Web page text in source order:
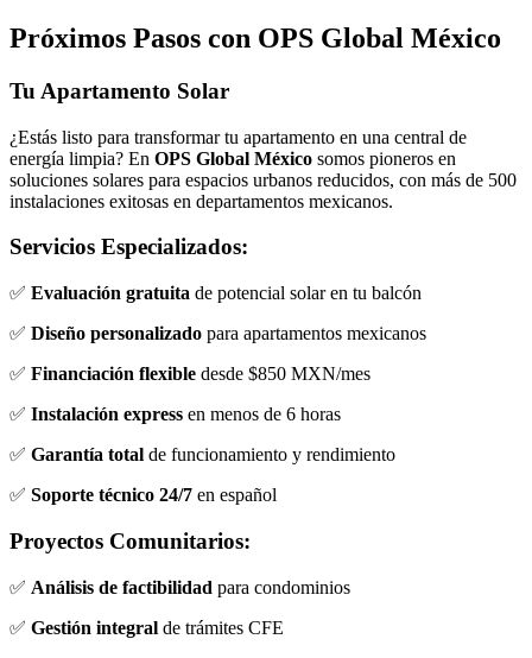
Próximos Pasos con OPS Global México
Tu Apartamento Solar
¿Estás listo para transformar tu apartamento en una central de
energía limpia? En OPS Global México somos pioneros en
soluciones solares para espacios urbanos reducidos, con más de 500
instalaciones exitosas en departamentos mexicanos.
Servicios Especializados:
✅ Evaluación gratuita de potencial solar en tu balcón
✅ Diseño personalizado para apartamentos mexicanos
✅ Financiación flexible desde $850 MXN/mes
✅ Instalación express en menos de 6 horas
✅ Garantía total de funcionamiento y rendimiento
✅ Soporte técnico 24/7 en español
Proyectos Comunitarios:
✅ Análisis de factibilidad para condominios
✅ Gestión integral de trámites CFE